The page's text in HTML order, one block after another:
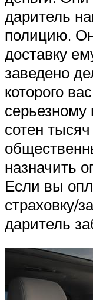
даритель
полицию.
доставку
заведено
которого
сотен
назначить
Если вы
страховку/
даритель